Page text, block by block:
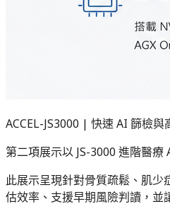
ACCEL-JS3000 | 快速 AI 篩檢與
第二項展示以 JS-3000 進階醫
此展示呈現針對骨質疏鬆、肌
估效率、支援早期風險判讀，並